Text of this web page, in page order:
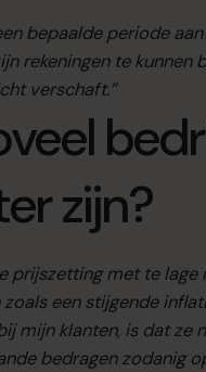
bepaalde periode
rekeningen te kunnen
verschaft.”
zijn?
prijszetting met te
een stijgende
mijn klanten, is dat ze
bedragen zodanig